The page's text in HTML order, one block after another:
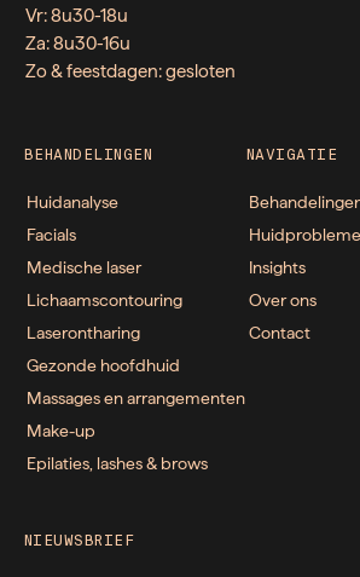
Vr: 8u30-18u
Za: 8u30-16u
Zo & feestdagen: gesloten
BEHANDELINGEN
Huidanalyse
Facials
Medische laser
Lichaamscontouring
Laserontharing
Gezonde hoofdhuid
Massages en arrangementen
Make-up
Epilaties, lashes & brows
NAVIGATIE
Insights
Over ons
Contact
NIEUWSBRIEF